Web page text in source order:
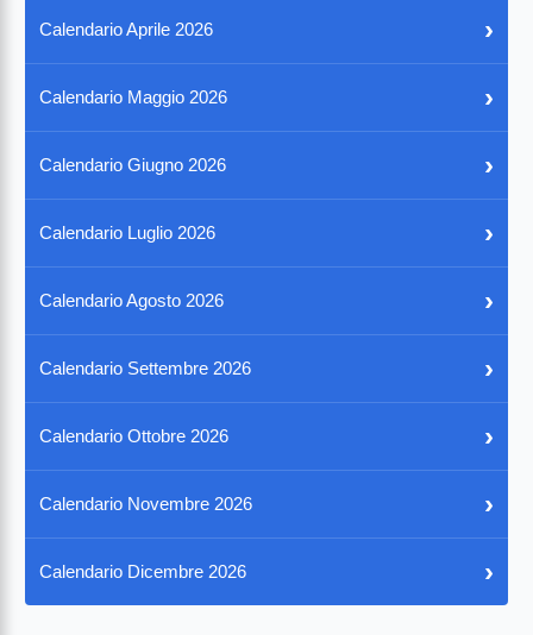
Calendario Aprile 2026 ›
Calendario Maggio 2026 ›
Calendario Giugno 2026 ›
Calendario Luglio 2026 ›
Calendario Agosto 2026 ›
Calendario Settembre 2026 ›
Calendario Ottobre 2026 ›
Calendario Novembre 2026 ›
Calendario Dicembre 2026 ›